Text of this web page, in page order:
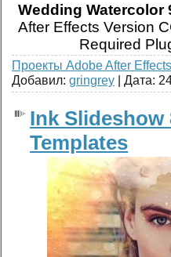
Wedding Watercolor
After Effects Version
Required
Проекты Adobe After Effects
Добавил: gringrey | Дата:
Ink Slideshow
Templates